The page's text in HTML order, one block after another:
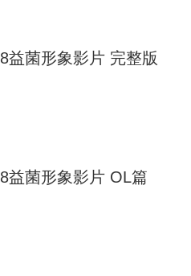
8益菌形象影片 完整版
8益菌形象影片 OL篇